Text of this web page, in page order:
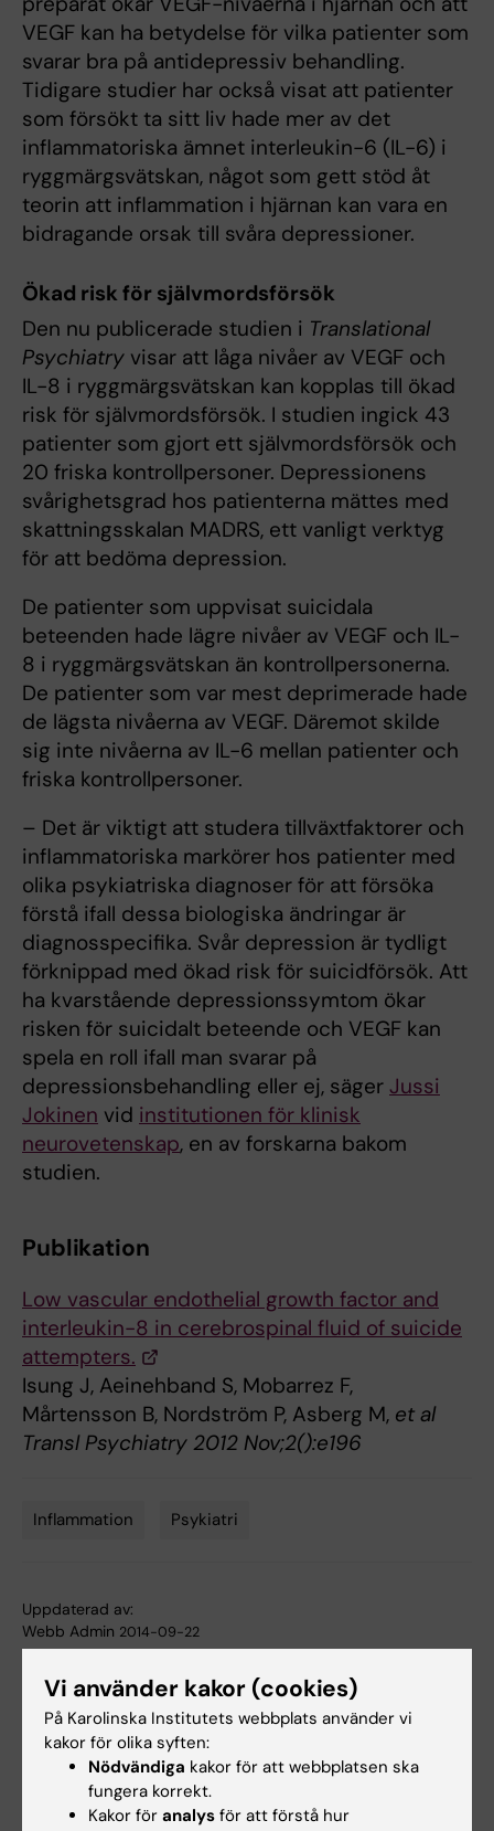
VEGF kan ha betydelse för vilka patienter som
svarar bra på antidepressiv behandling.
Tidigare studier har också visat att patienter
som försökt ta sitt liv hade mer av det
inflammatoriska ämnet interleukin-6 (IL-6) i
ryggmärgsvätskan, något som gett stöd åt
teorin att inflammation i hjärnan kan vara en
bidragande orsak till svåra depressioner.
Ökad risk för självmordsförsök
Den nu publicerade studien i Translational
Psychiatry visar att låga nivåer av VEGF och
IL-8 i ryggmärgsvätskan kan kopplas till ökad
risk för självmordsförsök. I studien ingick 43
patienter som gjort ett självmordsförsök och
20 friska kontrollpersoner. Depressionens
svårighetsgrad hos patienterna mättes med
skattningsskalan MADRS, ett vanligt verktyg
för att bedöma depression.
De patienter som uppvisat suicidala
beteenden hade lägre nivåer av VEGF och IL-
8 i ryggmärgsvätskan än kontrollpersonerna.
De patienter som var mest deprimerade hade
de lägsta nivåerna av VEGF. Däremot skilde
sig inte nivåerna av IL-6 mellan patienter och
friska kontrollpersoner.
– Det är viktigt att studera tillväxtfaktorer och
inflammatoriska markörer hos patienter med
olika psykiatriska diagnoser för att försöka
förstå ifall dessa biologiska ändringar är
diagnosspecifika. Svår depression är tydligt
förknippad med ökad risk för suicidförsök. Att
ha kvarstående depressionssymtom ökar
risken för suicidalt beteende och VEGF kan
spela en roll ifall man svarar på
depressionsbehandling eller ej, säger Jussi
Jokinen vid institutionen för klinisk
neurovetenskap, en av forskarna bakom
studien.
Publikation
Low vascular endothelial growth factor and
interleukin-8 in cerebrospinal fluid of suicide
attempters.
Isung J, Aeinehband S, Mobarrez F,
Mårtensson B, Nordström P, Asberg M, et al
Transl Psychiatry 2012 Nov;2():e196
Inflammation Psykiatri
Uppdaterad av:
Webb Admin 2014-09-22
Dela
Relaterade artiklar
Vi använder kakor (cookies)
På Karolinska Institutets webbplats använder vi
kakor för olika syften:
Nödvändiga kakor för att webbplatsen ska
fungera korrekt.
Kakor för analys för att förstå hur